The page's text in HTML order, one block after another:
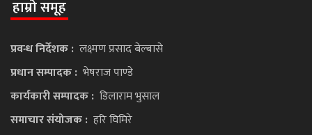
हाम्रो समूह
प्रवन्ध निर्देशक : लक्ष्मण प्रसाद बेल्बासे
प्रधान सम्पादक : भेषराज पाण्डे
कार्यकारी सम्पादक : डिलाराम भुसाल
समाचार संयोजक : हरि घिमिरे